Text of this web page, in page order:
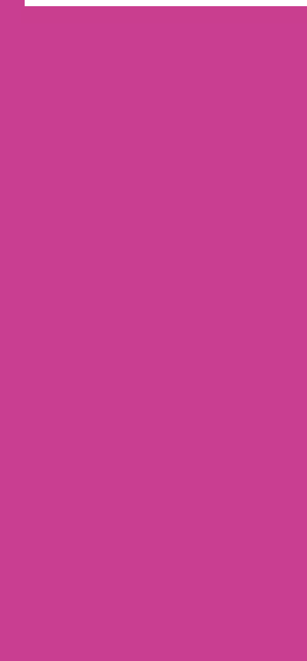
F & B ANALYSE: STEIGENDE